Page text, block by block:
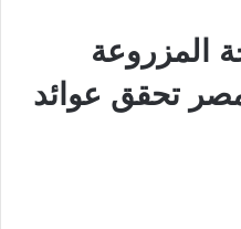
المزروعة
تحقق عوائد